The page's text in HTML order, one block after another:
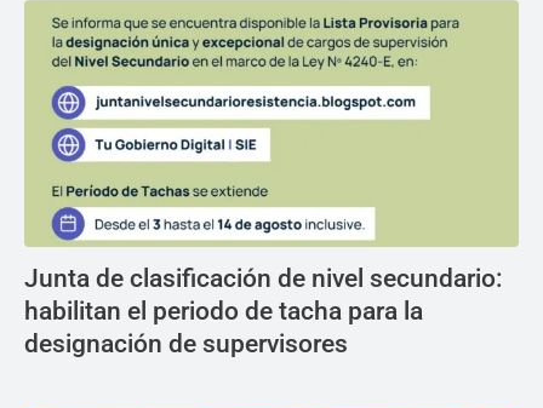
Junta de clasificación de nivel secundario:
habilitan el periodo de tacha para la
designación de supervisores